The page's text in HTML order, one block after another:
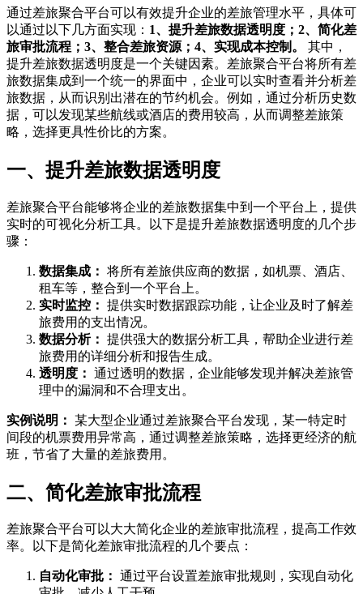
通过差旅聚合平台可以有效提升企业的差旅管理水平，具体可
以通过以下几方面实现： 1、提升差旅数据透明度；2、简化差
旅审批流程；3、整合差旅资源；4、实现成本控制。
其中，
提升差旅数据透明度是一个关键因素。差旅聚合平台将所有差
旅数据集成到一个统一的界面中，企业可以实时查看并分析差
旅数据，从而识别出潜在的节约机会。例如，通过分析历史数
据，可以发现某些航线或酒店的费用较高，从而调整差旅策
略，选择更具性价比的方案。
一、提升差旅数据透明度
差旅聚合平台能够将企业的差旅数据集中到一个平台上，提供
实时的可视化分析工具。以下是提升差旅数据透明度的几个步
骤：
数据集成： 将所有差旅供应商的数据，如机票、酒店、
租车等，整合到一个平台上。
实时监控： 提供实时数据跟踪功能，让企业及时了解差
旅费用的支出情况。
数据分析： 提供强大的数据分析工具，帮助企业进行差
旅费用的详细分析和报告生成。
透明度： 通过透明的数据，企业能够发现并解决差旅管
理中的漏洞和不合理支出。
实例说明： 某大型企业通过差旅聚合平台发现，某一特定时
间段的机票费用异常高，通过调整差旅策略，选择更经济的航
班，节省了大量的差旅费用。
二、简化差旅审批流程
差旅聚合平台可以大大简化企业的差旅审批流程，提高工作效
率。以下是简化差旅审批流程的几个要点：
自动化审批： 通过平台设置差旅审批规则，实现自动化